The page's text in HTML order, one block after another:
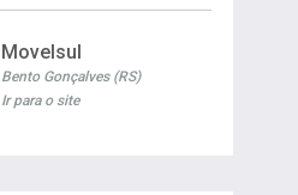
Movelsul
Bento Gonçalves (RS)
Ir para o site